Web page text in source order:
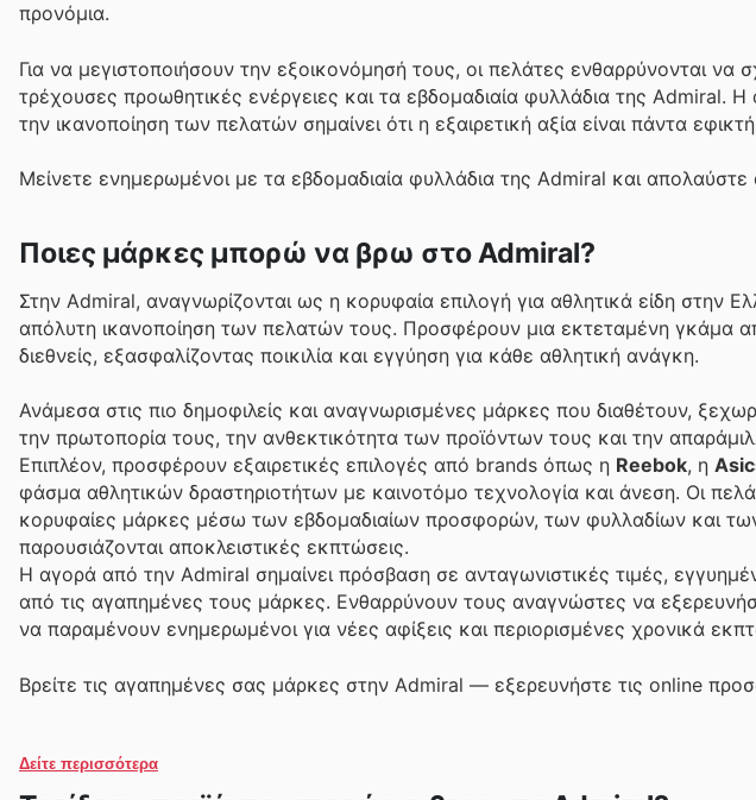
προνόμια.
Για να μεγιστοποιήσουν την εξοικονόμησή τους, οι πελάτες ενθαρρύνονται να
τρέχουσες προωθητικές ενέργειες και τα εβδομαδιαία φυλλάδια της Admiral.
την ικανοποίηση των πελατών σημαίνει ότι η εξαιρετική αξία είναι πάντα
Μείνετε ενημερωμένοι με τα εβδομαδιαία φυλλάδια της Admiral και απολαύστε
Ποιες μάρκες μπορώ να βρω στο Admiral?
Στην Admiral, αναγνωρίζονται ως η κορυφαία επιλογή για αθλητικά είδη στην
απόλυτη ικανοποίηση των πελατών τους. Προσφέρουν μια εκτεταμένη γκάμα
διεθνείς, εξασφαλίζοντας ποικιλία και εγγύηση για κάθε αθλητική ανάγκη.
Ανάμεσα στις πιο δημοφιλείς και αναγνωρισμένες μάρκες που διαθέτουν,
την πρωτοπορία τους, την ανθεκτικότητα των προϊόντων τους και την
Επιπλέον, προσφέρουν εξαιρετικές επιλογές από brands όπως η Reebok, η
φάσμα αθλητικών δραστηριοτήτων με καινοτόμο τεχνολογία και άνεση. Οι
κορυφαίες μάρκες μέσω των εβδομαδιαίων προσφορών, των φυλλαδίων και
παρουσιάζονται αποκλειστικές εκπτώσεις.
Η αγορά από την Admiral σημαίνει πρόσβαση σε ανταγωνιστικές τιμές,
από τις αγαπημένες τους μάρκες. Ενθαρρύνουν τους αναγνώστες να
να παραμένουν ενημερωμένοι για νέες αφίξεις και περιορισμένες χρονικά
Βρείτε τις αγαπημένες σας μάρκες στην Admiral — εξερευνήστε τις online
Δείτε περισσότερα